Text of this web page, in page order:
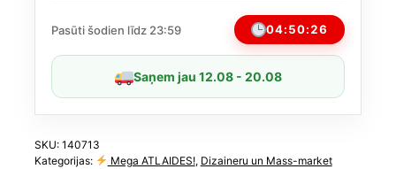
Fantasy
daudzums
Pasūti šodien līdz 23:59 04:50:25
Saņem jau 12.08 - 20.08
SKU: 140713
Kategorijas:
Mega ATLAIDES!, Dizaineru un Mass-market